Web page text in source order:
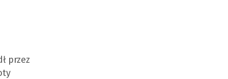
przez